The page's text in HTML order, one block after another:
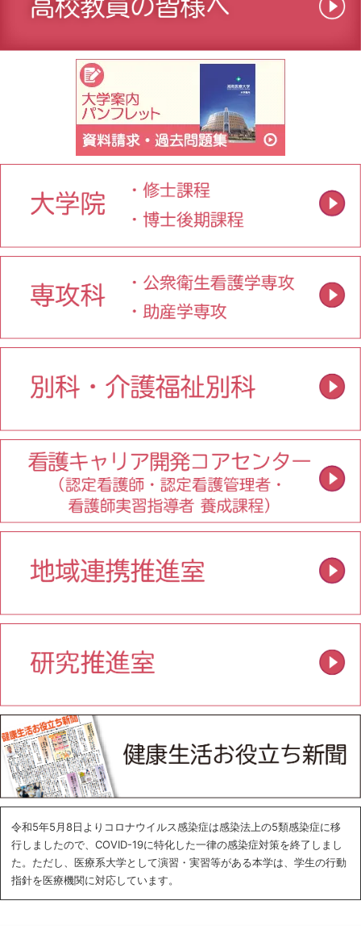
令和5年5月8日よりコロナウイルス感染症は感染法上の5類感染症に移
行しましたので、COVID-19に特化した一律の感染症対策を終了しまし
た。ただし、医療系大学として演習・実習等がある本学は、学生の行動
指針を医療機関に対応しています。